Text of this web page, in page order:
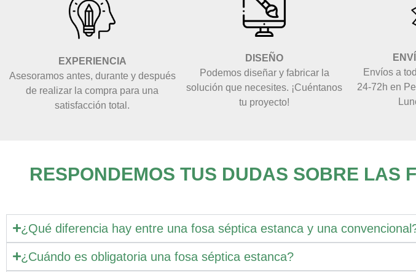
EXPERIENCIA
Asesoramos antes, durante y después
de realizar la compra para una
satisfacción total.
DISEÑO
Podemos diseñar y fabricar la
solución que necesites. ¡Cuéntanos
tu proyecto!
Envíos a
24-72h en
RESPONDEMOS TUS DUDAS SOBRE LAS
¿Qué diferencia hay entre una fosa séptica estanca y una
¿Cuándo es obligatoria una fosa séptica estanca?